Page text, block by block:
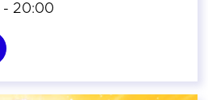
- 20:00